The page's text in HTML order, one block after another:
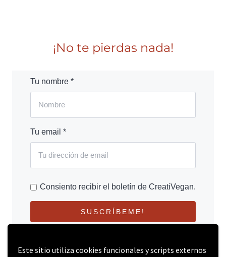
Este sitio utiliza cookies funcionales y scripts externos
¡No te pierdas nada!
Tu nombre *
Tu email *
Consiento recibir el boletín de CreatiVegan.
SUSCRÍBEME!